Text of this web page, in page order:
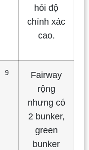
hỏi độ
chính xác
cao.
9
Fairway
rộng
nhưng có
2 bunker,
green
bunker